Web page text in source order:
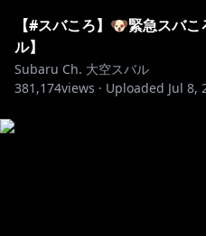
【#スバころ】🐶緊急スバ
ル】
Subaru Ch. 大空スバル
381,174views · Uploaded Jul 8,